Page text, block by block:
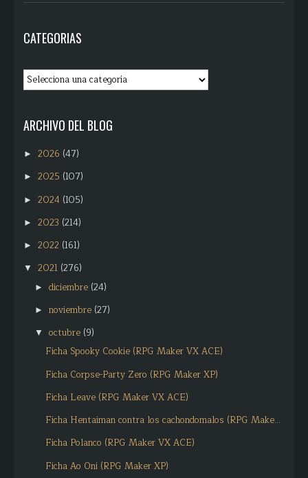
CATEGORIAS
ARCHIVO DEL BLOG
► 2026 (47)
► 2025 (107)
► 2024 (105)
► 2023 (214)
► 2022 (161)
▼ 2021 (276)
► diciembre (24)
► noviembre (27)
▼ octubre (9)
Ficha Spooky Cookie (RPG Maker VX ACE)
Ficha Corpse-Party Zero (RPG Maker XP)
Ficha Leave (RPG Maker VX ACE)
Ficha Hentaiman contra los cachondomalos (RPG Make...
Ficha Polanco (RPG Maker VX ACE)
Ficha Ao Oni (RPG Maker XP)